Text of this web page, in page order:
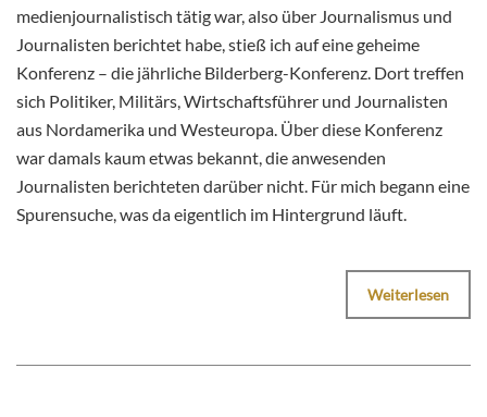
medienjournalistisch tätig war, also über Journalismus und
Journalisten berichtet habe, stieß ich auf eine geheime
Konferenz – die jährliche Bilderberg-Konferenz. Dort treffen
sich Politiker, Militärs, Wirtschaftsführer und Journalisten
aus Nordamerika und Westeuropa. Über diese Konferenz
war damals kaum etwas bekannt, die anwesenden
Journalisten berichteten darüber nicht. Für mich begann eine
Spurensuche, was da eigentlich im Hintergrund läuft.
Weiterlesen